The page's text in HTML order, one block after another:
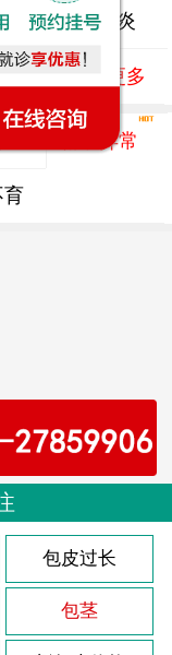
尿道炎
了解更多
精液异常
育
包皮过长
包茎